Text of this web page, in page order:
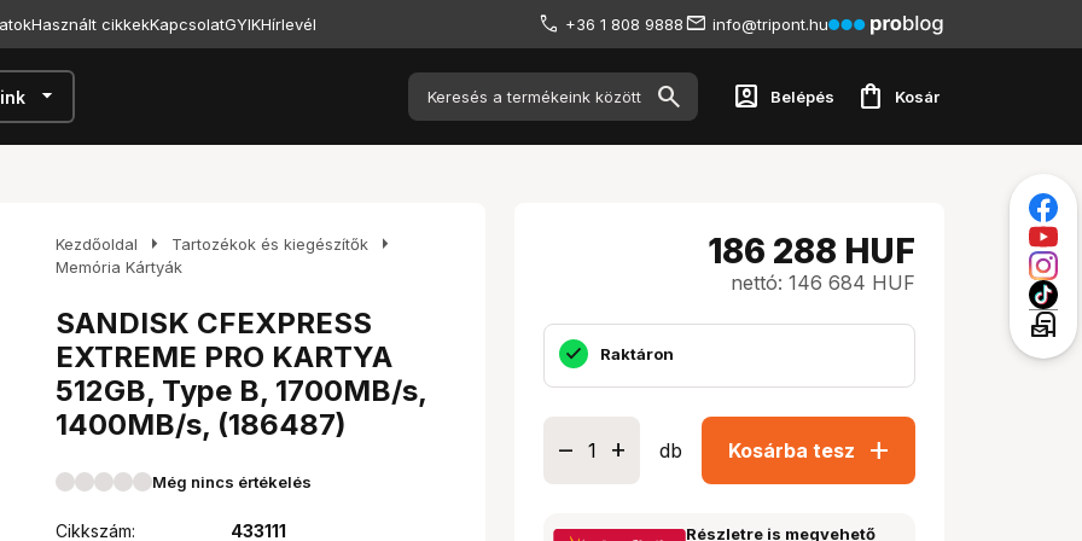
Használt cikkekKapcsolatGYIKHírlevél +36 1 808 9888 info@tripont.hu
arrow_drop_down account_box Belépés shopping_bag Kosár
Kezdőoldal arrow_right Tartozékok és kiegészítők arrow_right
Memória Kártyák
SANDISK CFEXPRESS
EXTREME PRO KARTYA
512GB, Type B, 1700MB/s,
1400MB/s, (186487)
Még nincs értékelés
Cikkszám:
433111
186 288 HUF
nettó: 146 684 HUF
Raktáron
db Kosárba tesz add
Részletre is megvehető
local_post_office